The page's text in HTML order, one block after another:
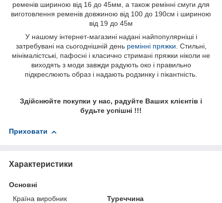
ременів шириною від 16 до 45мм, а також ремінні смуги для
виготовлення ременів довжиною від 100 до 190см і шириною
від 19 до 45м
У нашому інтернет-магазині надані найпопулярніші і
затребувані на сьогоднішній день ремінні пряжки. Стильні,
мінімалістські, пафосні і класично стримані пряжки ніколи не
виходять з моди завжди радують око і правильно
підкреслюють образ і надають родзинку і пікантність.
Здійснюйте покупки у нас, радуйте Ваших клієнтів і
будьте успішні !!!
Приховати
Характеристики
Основні
Країна виробник
Туреччина